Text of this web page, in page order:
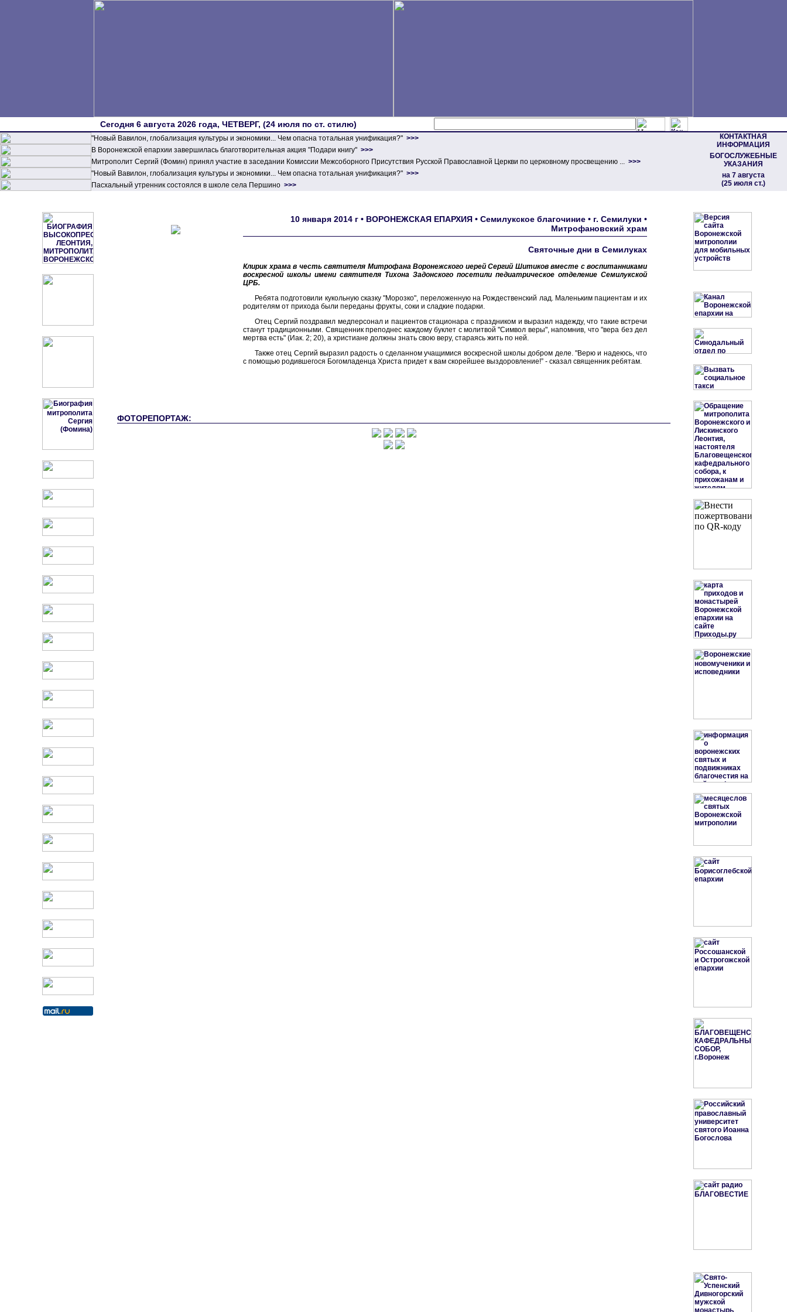
Сегодня 6 августа 2026 года, ЧЕТВЕРГ, (24 июля по ст. стилю)
"Новый Вавилон, глобализация культуры и экономики... Чем опасна тотальная унификация?" >>>
КОНТАКТНАЯ
ИНФОРМАЦИЯ
БОГОСЛУЖЕБНЫЕ
УКАЗАНИЯ
на 7 августа
(25 июля ст.)
В Воронежской епархии завершилась благотворительная акция "Подари книгу" >>>
Митрополит Сергий (Фомин) принял участие в заседании Комиссии Межсоборного Присутствия Русской Православной Церкви по церковному просвещению ... >>>
"Новый Вавилон, глобализация культуры и экономики... Чем опасна тотальная унификация?" >>>
Пасхальный утренник состоялся в школе села Першино >>>
10 января 2014 г • ВОРОНЕЖСКАЯ ЕПАРХИЯ • Семилукское благочиние • г. Семилуки •
Митрофановский храм
Святочные дни в Семилуках
Клирик храма в честь святителя Митрофана Воронежского иерей Сергий Шитиков вместе с воспитанниками
воскресной школы имени святителя Тихона Задонского посетили педиатрическое отделение Семилукской
ЦРБ.
Ребята подготовили кукольную сказку "Морозко", переложенную на Рождественский лад. Маленьким пациентам и их
родителям от прихода были переданы фрукты, соки и сладкие подарки.
Отец Сергий поздравил медперсонал и пациентов стационара с праздником и выразил надежду, что такие встречи
станут традиционными. Священник преподнес каждому буклет с молитвой "Символ веры", напомнив, что "вера без дел
мертва есть" (Иак. 2; 20), а христиане должны знать свою веру, стараясь жить по ней.
Также отец Сергий выразил радость о сделанном учащимися воскресной школы добром деле. "Верю и надеюсь, что
с помощью родившегося Богомладенца Христа придет к вам скорейшее выздоровление!” - сказал священник ребятам.
ФОТОРЕПОРТАЖ: